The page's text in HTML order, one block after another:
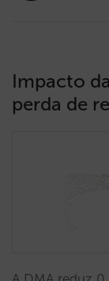
Impacto
perda de